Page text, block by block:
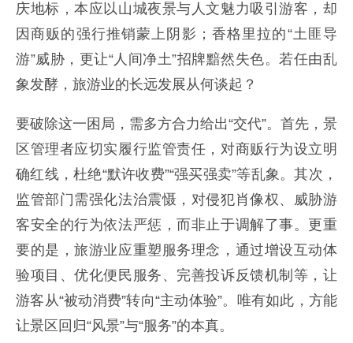
庆地标，本应以山城夜景与人文魅力吸引游客，却
因商贩的强行推销蒙上阴影；香格里拉的“土匪导
游”威胁，更让“人间净土”招牌黯然失色。若任由乱
象发酵，旅游业的长远发展从何谈起？
要破除这一困局，需多方合力给出“交代”。首先，景
区管理者应切实履行监管责任，对商贩行为设立明
确红线，杜绝“默许收费”“强买强卖”等乱象。其次，
监管部门需强化法治震慑，对侵犯肖像权、威胁游
客安全的行为依法严惩，而非止于调解了事。更重
要的是，旅游业应重塑服务理念，通过增设互动体
验项目、优化便民服务、完善投诉反馈机制等，让
游客从“被动消费”转向“主动体验”。唯有如此，方能
让景区回归“风景”与“服务”的本真。